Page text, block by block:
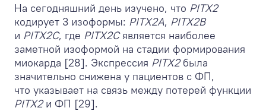
На сегодняшний день изучено, что PITX2
кодирует 3 изоформы: PITX2A, PITX2B
и PITX2C, где PITX2Cявляется наиболее
заметной изоформой на стадии формирования
миокарда [28]. Экспрессия PITX2была
значительно снижена у пациентов с ФП,
что указывает на связь между потерей функции
PITX2и ФП [29].